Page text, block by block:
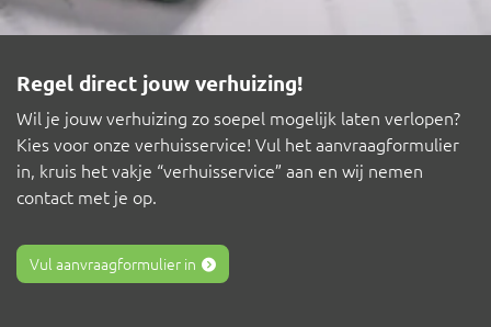
Regel direct jouw verhuizing!
Wil je jouw verhuizing zo soepel mogelijk laten verlopen?
Kies voor onze verhuisservice! Vul het aanvraagformulier
in, kruis het vakje “verhuisservice” aan en wij nemen
contact met je op.
Vul aanvraagformulier in